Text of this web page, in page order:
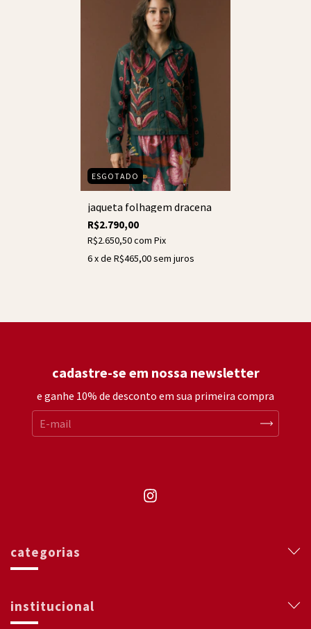
ESGOTADO
jaqueta folhagem dracena
R$2.790,00
R$2.650,50com Pix
6x de R$465,00sem juros
cadastre-se em nossa newsletter
e ganhe 10% de desconto em sua primeira compra
categorias
institucional